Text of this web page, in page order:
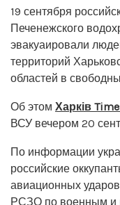
19 сентября
Печенежского
эвакуаировали
территорий
областей в
Об этом Харків
ВСУ вечером 20
По информации
российские
авиационных
РСЗО по военным и